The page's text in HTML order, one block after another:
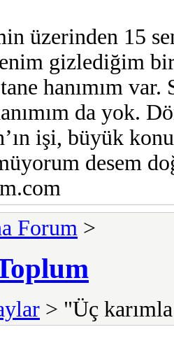
üzerinden 15
gizlediğim
hanımım
da yok.
işi, büyük
desem
Forum >
> "Üç